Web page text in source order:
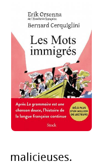
malicieuses.